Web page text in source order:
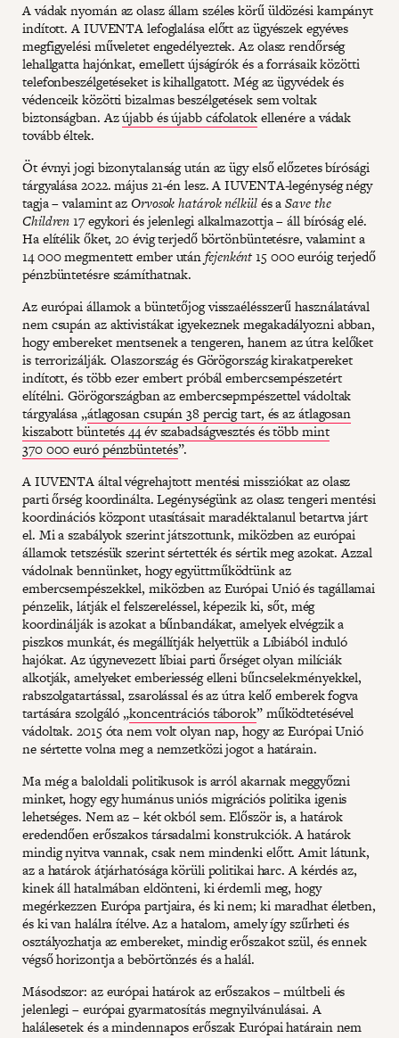
A vádak nyomán az olasz állam széles körű üldözési kampányt
indított. A IUVENTA lefoglalása előtt az ügyészek egyéves
megfigyelési műveletet engedélyeztek. Az olasz rendőrség
lehallgatta hajónkat, emellett újságírók és a forrásaik közötti
telefonbeszélgetéseket is kihallgatott. Még az ügyvédek és
védenceik közötti bizalmas beszélgetések sem voltak
biztonságban. Azújabb és újabb cáfolatokellenére a vádak
tovább éltek.
Öt évnyi jogi bizonytalanság után az ügy első előzetes bírósági
tárgyalása 2022. május 21-én lesz. A IUVENTA-legénység négy
tagja – valamint azOrvosok határok nélkülés aSave the
Children17 egykori és jelenlegi alkalmazottja – áll bíróság elé.
Ha elítélik őket, 20 évig terjedő börtönbüntetésre, valamint a
14 000 megmentett ember utánfejenként15 000 euróig terjedő
pénzbüntetésre számíthatnak.
Az európai államok a büntetőjog visszaélésszerű használatával
nem csupán az aktivistákat igyekeznek megakadályozni abban,
hogy embereket mentsenek a tengeren, hanem az útra kelőket
is terrorizálják. Olaszország és Görögország kirakatpereket
indított, és több ezer embert próbál embercsempészetért
elítélni. Görögországban az embercsepmpészettel vádoltak
tárgyalása „átlagosan csupán 38 percig tart, és az átlagosan
kiszabott büntetés 44 év szabadságvesztés és több mint
370 000 euró pénzbüntetés”.
A IUVENTA által végrehajtott mentési missziókat az olasz
parti őrség koordinálta. Legénységünk az olasz tengeri mentési
koordinációs központ utasításait maradéktalanul betartva járt
el. Mi a szabályok szerint játszottunk, miközben az európai
államok tetszésük szerint sértették és sértik meg azokat. Azzal
vádolnak bennünket, hogy együttműködtünk az
embercsempészekkel, miközben az Európai Unió és tagállamai
pénzelik, látják el felszereléssel, képezik ki, sőt, még
koordinálják is azokat a bűnbandákat, amelyek elvégzik a
piszkos munkát, és megállítják helyettük a Líbiából induló
hajókat. Az úgynevezett líbiai parti őrséget olyan milíciák
alkotják, amelyeket emberiesség elleni bűncselekményekkel,
rabszolgatartással, zsarolással és az útra kelő emberek fogva
tartására szolgáló „koncentrációs táborok” működtetésével
vádoltak. 2015 óta nem volt olyan nap, hogy az Európai Unió
ne sértette volna meg a nemzetközi jogot a határain.
Ma még a baloldali politikusok is arról akarnak meggyőzni
minket, hogy egy humánus uniós migrációs politika igenis
lehetséges. Nem az – két okból sem. Először is, a határok
eredendően erőszakos társadalmi konstrukciók. A határok
mindig nyitva vannak, csak nem mindenki előtt. Amit látunk,
az a határok átjárhatósága körüli politikai harc. A kérdés az,
kinek áll hatalmában eldönteni, ki érdemli meg, hogy
megérkezzen Európa partjaira, és ki nem; ki maradhat életben,
és ki van halálra ítélve. Az a hatalom, amely így szűrheti és
osztályozhatja az embereket, mindig erőszakot szül, és ennek
végső horizontja a bebörtönzés és a halál.
Másodszor: az európai határok az erőszakos – múltbeli és
jelenlegi – európai gyarmatosítás megnyilvánulásai. A
halálesetek és a mindennapos erőszak Európai határain nem